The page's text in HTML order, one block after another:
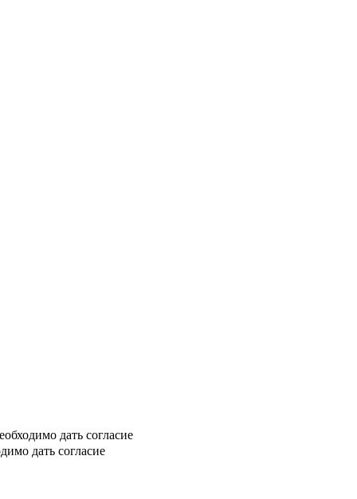
дать согласие
дать согласие